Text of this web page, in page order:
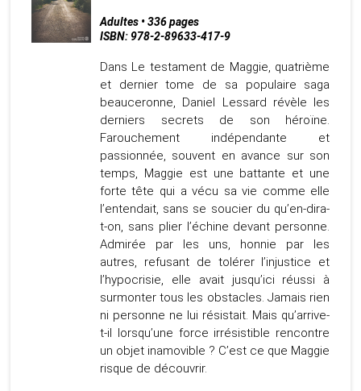
Adultes • 336 pages
ISBN: 978-2-89633-417-9
Dans Le testament de Maggie, quatrième
et dernier tome de sa populaire saga
beauceronne, Daniel Lessard révèle les
derniers secrets de son héroïne.
Farouchement indépendante et
passionnée, souvent en avance sur son
temps, Maggie est une battante et une
forte tête qui a vécu sa vie comme elle
l’entendait, sans se soucier du qu’en-dira-
t-on, sans plier l’échine devant personne.
Admirée par les uns, honnie par les
autres, refusant de tolérer l’injustice et
l’hypocrisie, elle avait jusqu’ici réussi à
surmonter tous les obstacles. Jamais rien
ni personne ne lui résistait. Mais qu’arrive-
t-il lorsqu’une force irrésistible rencontre
un objet inamovible ? C’est ce que Maggie
risque de découvrir.